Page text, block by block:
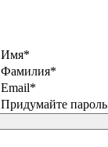
Имя*
Фамилия*
Email*
Придумайте пароль